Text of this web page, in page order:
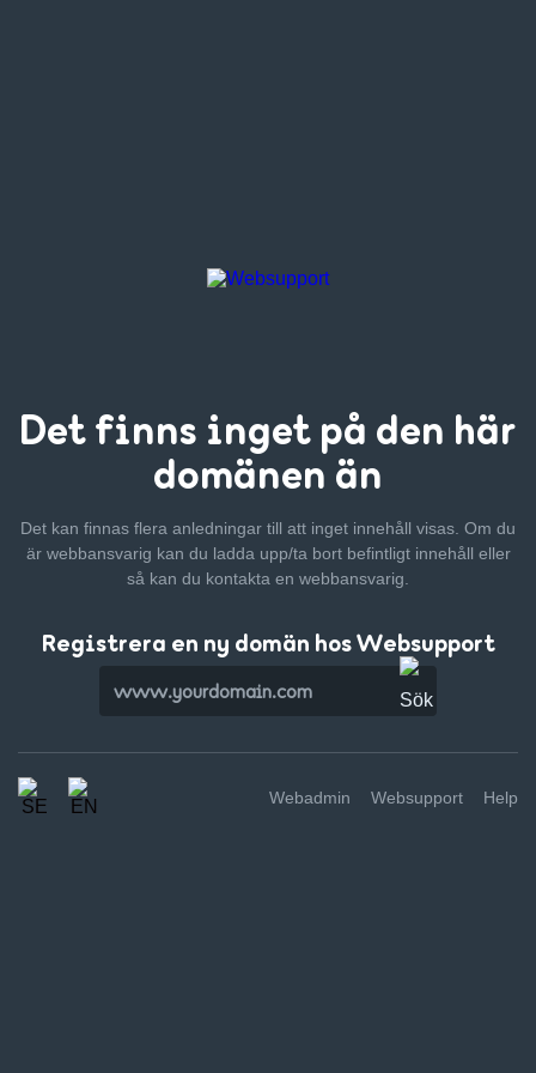
Det finns inget på den här
domänen än
Det kan finnas flera anledningar till att inget innehåll visas. Om du
är webbansvarig kan du ladda upp/ta bort befintligt innehåll eller
så kan du kontakta en webbansvarig.
Registrera en ny domän hos Websupport
Webadmin Websupport Help